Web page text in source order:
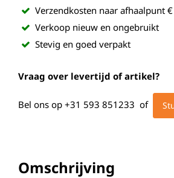
Verzendkosten naar afhaalpunt
Verkoop nieuw en ongebruikt
Stevig en goed verpakt
Vraag over levertijd of artikel?
Bel ons op +31 593 851233 of
Omschrijving